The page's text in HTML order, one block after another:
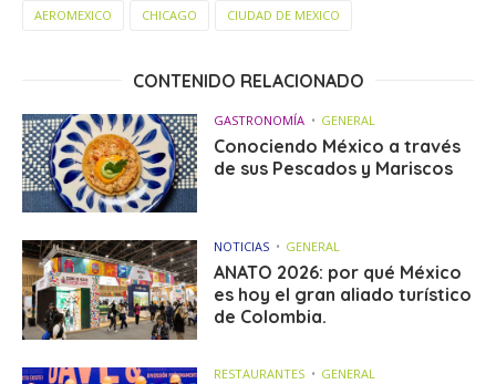
AEROMEXICO CHICAGO CIUDAD DE MEXICO
CONTENIDO RELACIONADO
GASTRONOMÍA GENERAL
Conociendo México a través
de sus Pescados y Mariscos
NOTICIAS GENERAL
ANATO 2026: por qué México
es hoy el gran aliado turístico
de Colombia.
RESTAURANTES GENERAL